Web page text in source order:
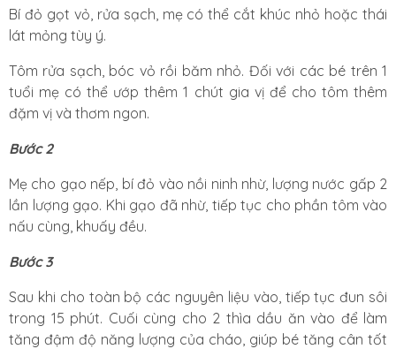
Bí đỏ gọt vỏ, rửa sạch, mẹ có thể cắt khúc nhỏ hoặc thái
lát mỏng tùy ý.
Tôm rửa sạch, bóc vỏ rồi băm nhỏ. Đối với các bé trên 1
tuổi mẹ có thể ướp thêm 1 chút gia vị để cho tôm thêm
đặm vị và thơm ngon.
Bước 2
Mẹ cho gạo nếp, bí đỏ vào nồi ninh nhừ, lượng nước gấp 2
lần lượng gạo. Khi gạo đã nhừ, tiếp tục cho phần tôm vào
nấu cùng, khuấy đều.
Bước 3
Sau khi cho toàn bộ các nguyên liệu vào, tiếp tục đun sôi
trong 15 phút. Cuối cùng cho 2 thìa dầu ăn vào để làm
tăng đậm độ năng lượng của cháo, giúp bé tăng cân tốt